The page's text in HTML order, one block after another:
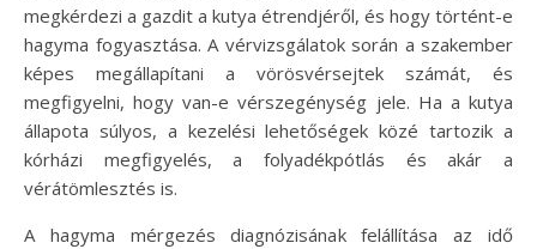
megkérdezi a gazdit a kutya étrendjéről, és hogy történt-e
hagyma fogyasztása. A vérvizsgálatok során a szakember
képes megállapítani a vörösvérsejtek számát, és
megfigyelni, hogy van-e vérszegénység jele. Ha a kutya
állapota súlyos, a kezelési lehetőségek közé tartozik a
kórházi megfigyelés, a folyadékpótlás és akár a
vérátömlesztés is.
A hagyma mérgezés diagnózisának felállítása az idő